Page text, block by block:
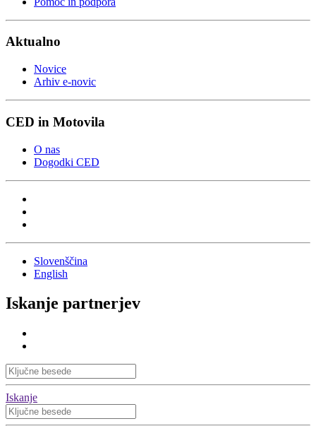
Aktualno
Novice
Arhiv e-novic
CED in Motovila
O nas
Dogodki CED
Slovenščina
English
Iskanje partnerjev
Iskanje